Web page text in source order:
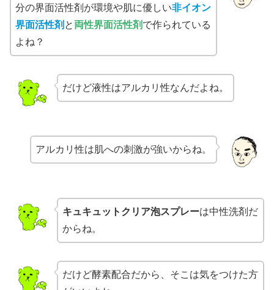
分の界面活性剤が環境や肌に優しい非イオン
界面活性剤 と 両性界面活性剤 で作られている
よね？
だけど液性はアルカリ性なんだよね。
アルカリ性は肌への刺激が強いからね。
キュキュットクリア泡スプレーは中性洗剤だ
からね。
だけど酵素配合だから、そこは気をつけた方